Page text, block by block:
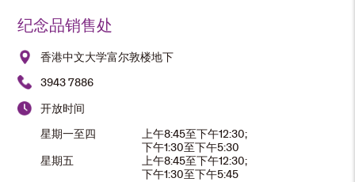
纪念品销售处
香港中文大学富尔敦楼地下
3943 7886
开放时间
星期一至四
上午8:45至下午12:30;
下午1:30至下午5:30
星期五
上午8:45至下午12:30;
下午1:30至下午5:45